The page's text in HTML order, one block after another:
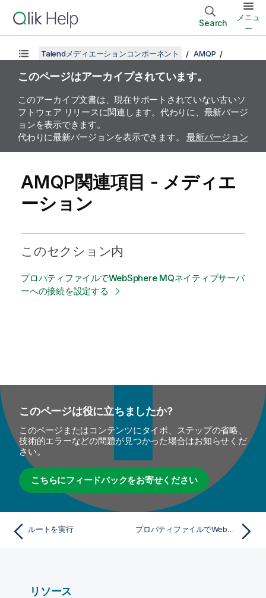
Search
メニュ
ー
Talendメディエーションコンポーネント AMQP
このページはアーカイブされています。
このアーカイブ文書は、現在サポートされていない古いソ
フトウェア リリースに関連します。代わりに、最新バージ
ョンを表示できます。
代わりに最新バージョンを表示できます。 最新バージョン
AMQP関連項目 - メディエ
ーション
このセクション内
プロパティファイルでWebSphere MQネイティブサーバ
ーへの接続を設定する
このページは役に立ちましたか?
このページまたはコンテンツにタイポ、ステップの省略、
技術的エラーなどの問題が見つかった場合はお知らせくだ
さい。
こちらにフィードバックをお寄せください
ルートを実行 プロパティファイルでWebSphere MQネイティブサーバーへの接続を設定する
リソース